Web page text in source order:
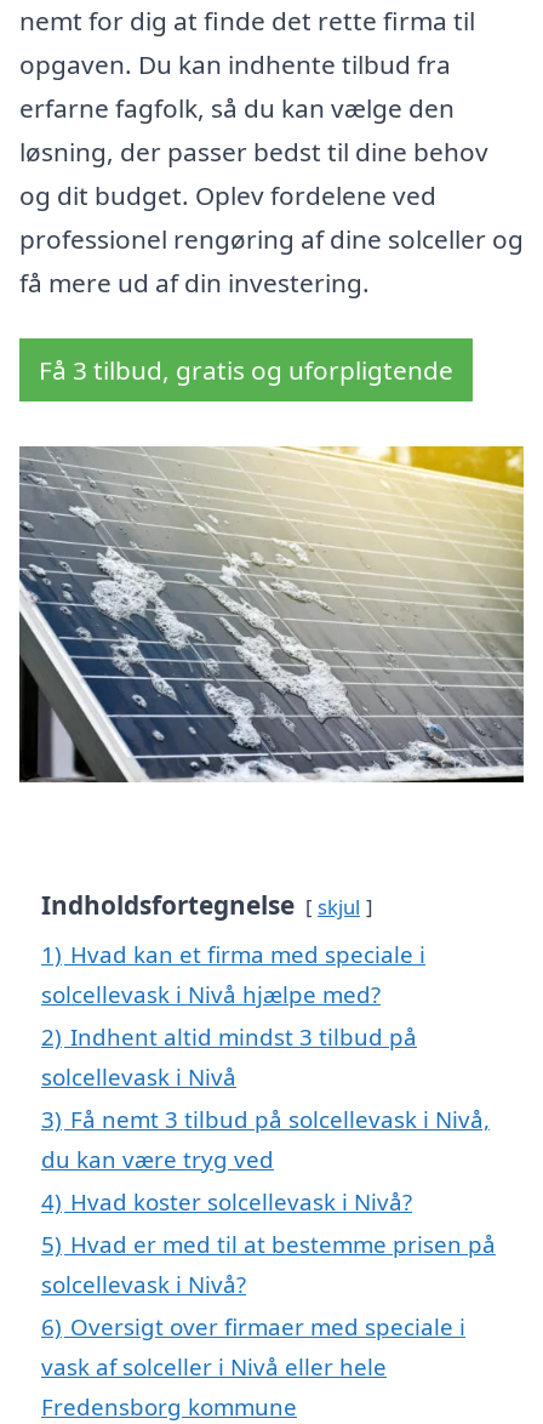
nemt for dig at finde det rette firma til
opgaven. Du kan indhente tilbud fra
erfarne fagfolk, så du kan vælge den
løsning, der passer bedst til dine behov
og dit budget. Oplev fordelene ved
professionel rengøring af dine solceller og
få mere ud af din investering.
Få 3 tilbud, gratis og uforpligtende
Indholdsfortegnelse skjul
1) Hvad kan et firma med speciale i
solcellevask i Nivå hjælpe med?
2) Indhent altid mindst 3 tilbud på
solcellevask i Nivå
3) Få nemt 3 tilbud på solcellevask i Nivå,
du kan være tryg ved
4) Hvad koster solcellevask i Nivå?
5) Hvad er med til at bestemme prisen på
solcellevask i Nivå?
6) Oversigt over firmaer med speciale i
vask af solceller i Nivå eller hele
Fredensborg kommune